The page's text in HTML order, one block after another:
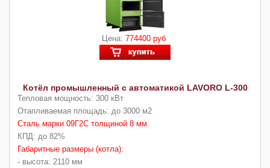
Цена: 774400 руб
Котёл промышленный с автоматикой LAVORO L-300
Тепловая мощность: 300 кВт
Отапливаемая площадь: до 3000 м2
Сталь марки 09Г2С толщиной 8 мм
КПД: до 82%
Габаритные размеры (котла):
- высота: 2110 мм